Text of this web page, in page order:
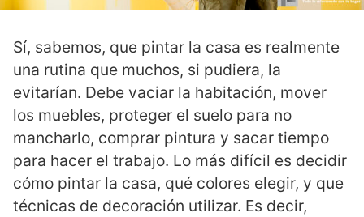
Sí, sabemos, que pintar la casa es realmente
una rutina que muchos, si pudiera, la
evitarían. Debe vaciar la habitación, mover
los muebles, proteger el suelo para no
mancharlo, comprar pintura y sacar tiempo
para hacer el trabajo. Lo más difícil es decidir
cómo pintar la casa, qué colores elegir, y que
técnicas de decoración utilizar. Es decir,